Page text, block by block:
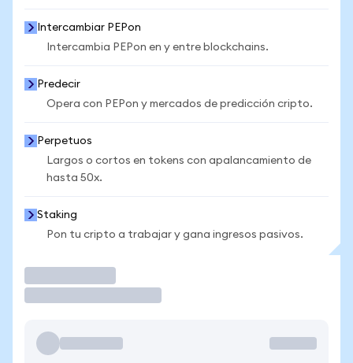
Intercambiar PEPon
Intercambia PEPon en y entre blockchains.
Predecir
Opera con PEPon y mercados de predicción cripto.
Perpetuos
Largos o cortos en tokens con apalancamiento de
hasta 50x.
Staking
Pon tu cripto a trabajar y gana ingresos pasivos.